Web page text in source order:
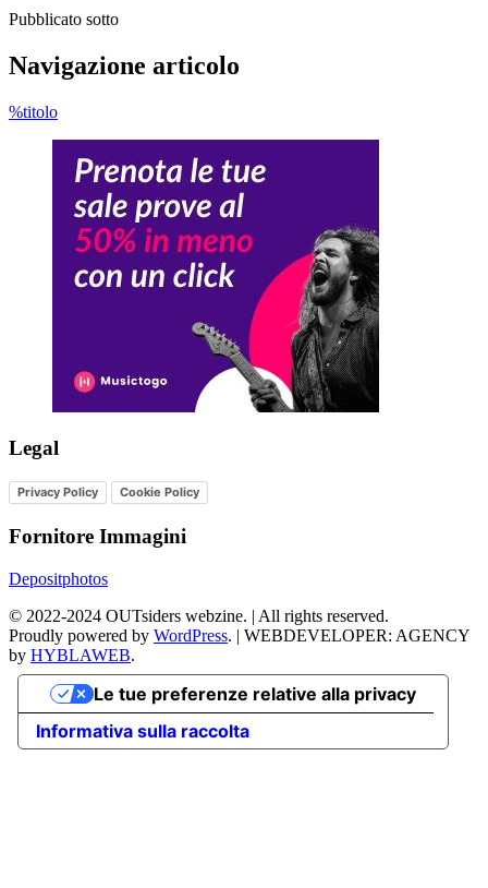
Pubblicato sotto
Navigazione articolo
%titolo
Legal
Privacy Policy Cookie Policy
Fornitore Immagini
Depositphotos
© 2022-2024 OUTsiders webzine. | All rights reserved.
Proudly powered by WordPress. | WEBDEVELOPER: AGENCY
by HYBLAWEB.
Informativa sulla raccolta
Le tue preferenze relative alla privacy